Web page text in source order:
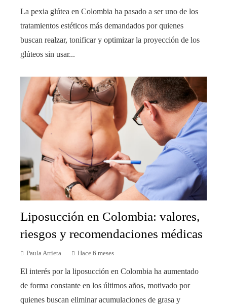
La pexia glútea en Colombia ha pasado a ser uno de los
tratamientos estéticos más demandados por quienes
buscan realzar, tonificar y optimizar la proyección de los
glúteos sin usar...
Liposucción en Colombia: valores,
riesgos y recomendaciones médicas
Paula Arrieta Hace 6 meses
El interés por la liposucción en Colombia ha aumentado
de forma constante en los últimos años, motivado por
quienes buscan eliminar acumulaciones de grasa y